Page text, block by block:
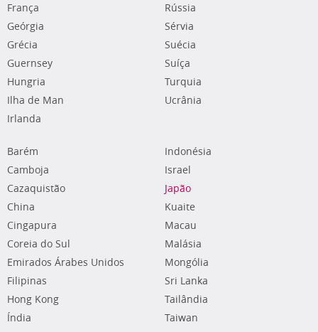
França
Geórgia
Grécia
Guernsey
Hungria
Ilha de Man
Irlanda
Rússia
Sérvia
Suécia
Suíça
Turquia
Ucrânia
Barém
Camboja
Cazaquistão
China
Cingapura
Coreia do Sul
Emirados Árabes Unidos
Filipinas
Hong Kong
Índia
Indonésia
Israel
Japão
Kuaite
Macau
Malásia
Mongólia
Sri Lanka
Tailândia
Taiwan